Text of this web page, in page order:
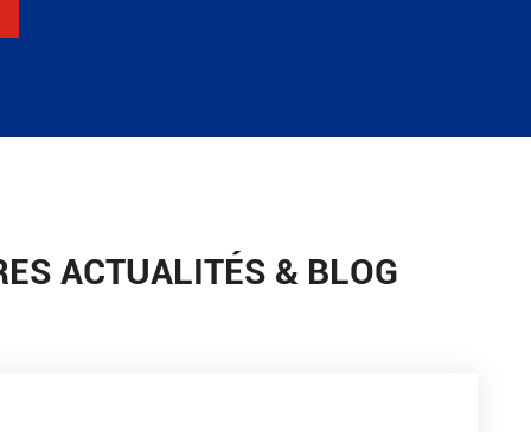
ACTUALITÉS & BLOG